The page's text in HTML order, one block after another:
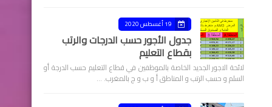
19 أغسطس 2020
جدول الأجور حسب الدرجات والرتب
بقطاع التعليم
لائحة الاجور الجديد الخاصة بالموظفين في قطاع التعليم حسب الدرجة أو
السلم و حسب الرتب و المناطق أ و ب و ج بالمغرب. …